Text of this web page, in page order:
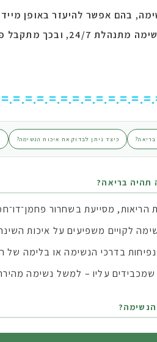
בהם אפשר להיעזר באופן
לטווח ארוך, של קשיי הנשימה.
כיצד ניתן לבדוק את איכות הנשימה?
בריאה?
הריאות, מסייעת בשחרור
לקויים משפיעים על איכות
בדרכי הנשימה או בלימה של
שמכבידים עליו – למשל נשימה